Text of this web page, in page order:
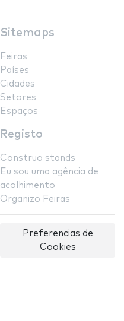
Sitemaps
Feiras
Países
Cidades
Setores
Espaços
Registo
Construo stands
Eu sou uma agência de
acolhimento
Organizo Feiras
Preferencias de
Cookies